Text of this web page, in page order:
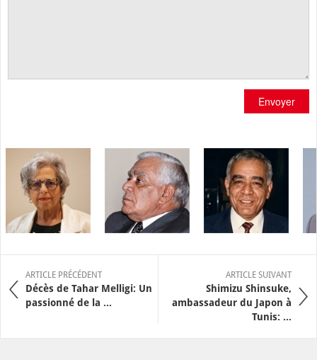
Envoyer
ARTICLE PRÉCÉDENT
Décès de Tahar Melligi: Un
passionné de la ...
ARTICLE SUIVANT
Shimizu Shinsuke,
ambassadeur du Japon à
Tunis: ...